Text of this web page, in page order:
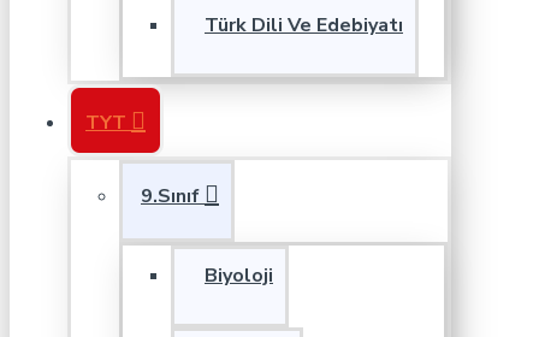
Türk Dili Ve Edebiyatı
TYT
9.Sınıf
Biyoloji